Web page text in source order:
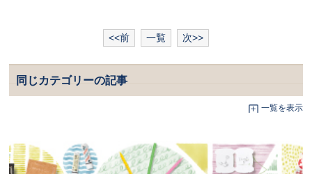
<<前 一覧 次>>
同じカテゴリーの記事
一覧を表示